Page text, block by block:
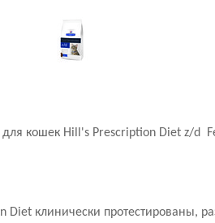
для кошек Hill's Prescription Diet z/d
Diet клинически протестированы,